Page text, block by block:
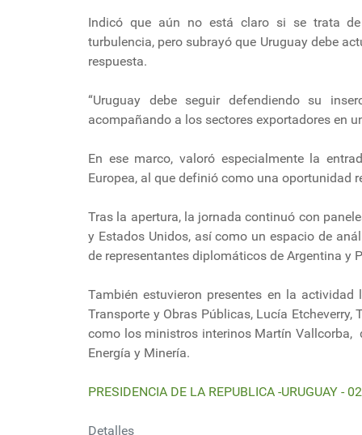
Indicó que aún no está claro si se trata
turbulencia, pero subrayó que Uruguay debe
respuesta.
“Uruguay debe seguir defendiendo su
acompañando a los sectores exportadores en
En ese marco, valoró especialmente la
Europea, al que definió como una oportunidad
Tras la apertura, la jornada continuó con
y Estados Unidos, así como un espacio de
de representantes diplomáticos de Argentina y
También estuvieron presentes en la
Transporte y Obras Públicas, Lucía
como los ministros interinos Martín Vallcorba,
Energía y Minería.
PRESIDENCIA DE LA REPUBLICA -URUGUAY -
Detalles